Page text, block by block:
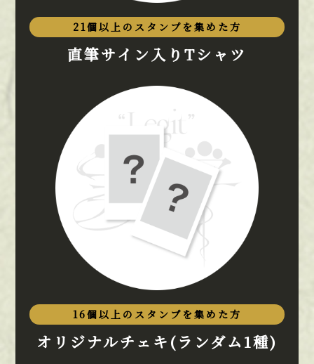
21個以上のスタンプを集めた方
直筆サイン入りTシャツ
16個以上のスタンプを集めた方
オリジナルチェキ(ランダム1種)